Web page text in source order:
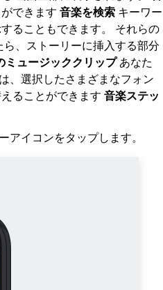
できます 音楽を検索 キーワー
ることもできます。 それらの
、ストーリーに挿入する部分
ミュージッククリップあなた
、選択したさまざまなフォン
ることができます 音楽ステッ
イコンをタップします。